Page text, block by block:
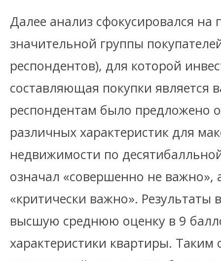
Далее анализ сфокусировался на
значительной группы
респондентов), для которой
составляющая покупки является
респондентам было предложено
различных характеристик для
недвижимости по
означал «совершенно не важно»,
«критически важно». Результаты
высшую среднюю оценку в 9
характеристики квартиры.